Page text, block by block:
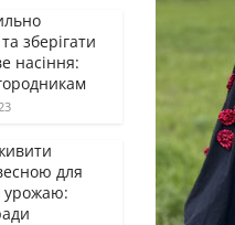
зберігати
насіння:
для
урожаю: